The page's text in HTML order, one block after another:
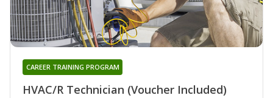
HVAC/R Technician (Voucher Included)
CAREER TRAINING PROGRAM